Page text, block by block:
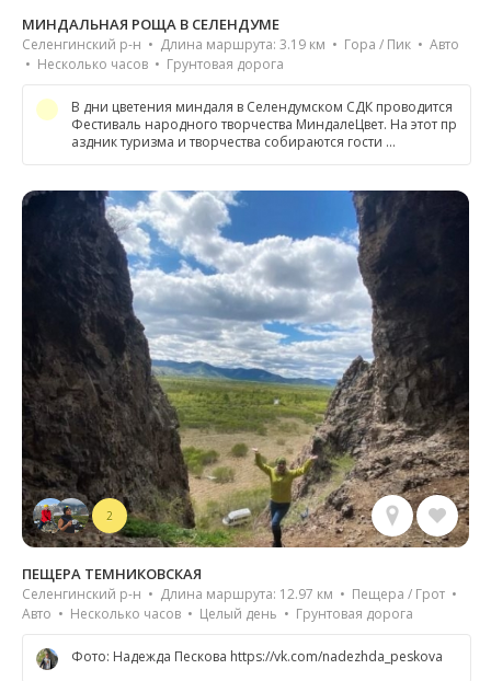
МИНДАЛЬНАЯ РОЩА В СЕЛЕНДУМЕ
Селенгинский р-н • Длина маршрута: 3.19 км • Гора / Пик • Авто
• Несколько часов • Грунтовая дорога
В дни цветения миндаля в Селендумском СДК проводится
Фестиваль народного творчества МиндалеЦвет. На этот пр
аздник туризма и творчества собираются гости …
2
ПЕЩЕРА ТЕМНИКОВСКАЯ
Селенгинский р-н • Длина маршрута: 12.97 км • Пещера / Грот •
Авто • Несколько часов • Целый день • Грунтовая дорога
Фото: Надежда Пескова https://vk.com/nadezhda_peskova